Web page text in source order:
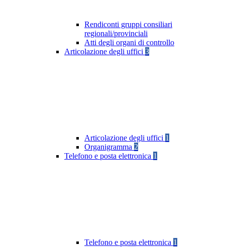
Rendiconti gruppi consiliari
regionali/provinciali
Atti degli organi di controllo
Articolazione degli uffici 3
Articolazione degli uffici 1
Organigramma 2
Telefono e posta elettronica 1
Telefono e posta elettronica 1